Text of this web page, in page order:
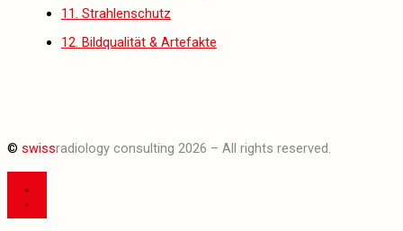
11. Strahlenschutz
12. Bildqualität & Artefakte
© swissradiology consulting 2026 – All rights reserved.